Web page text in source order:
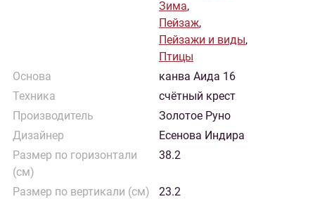
Зима,
Пейзаж,
Пейзажи и виды,
Птицы
Основа
канва Аида 16
Техника
счётный крест
Производитель
Золотое Руно
Дизайнер
Есенова Индира
Размер по горизонтали
(см)
38.2
Размер по вертикали (см)
23.2